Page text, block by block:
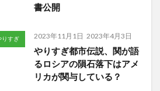
書公開
りすぎ 2023年11月1日 2023年4月3日
やりすぎ都市伝説、関が語
るロシアの隕石落下はアメ
リカが関与している？